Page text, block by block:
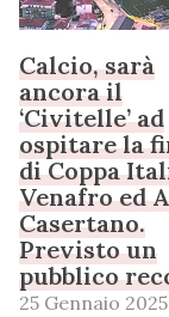
Calcio, sarà
ancora il
‘Civitelle’ ad
ospitare la
di Coppa
Venafro ed
Casertano.
Previsto un
pubblico
25 Gennaio 2025